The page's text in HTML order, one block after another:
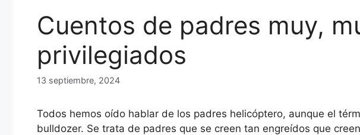
Cuentos de padres muy,
privilegiados
13 septiembre, 2024
Todos hemos oído hablar de los padres helicóptero, aunque el
bulldozer. Se trata de padres que se creen tan engreídos que